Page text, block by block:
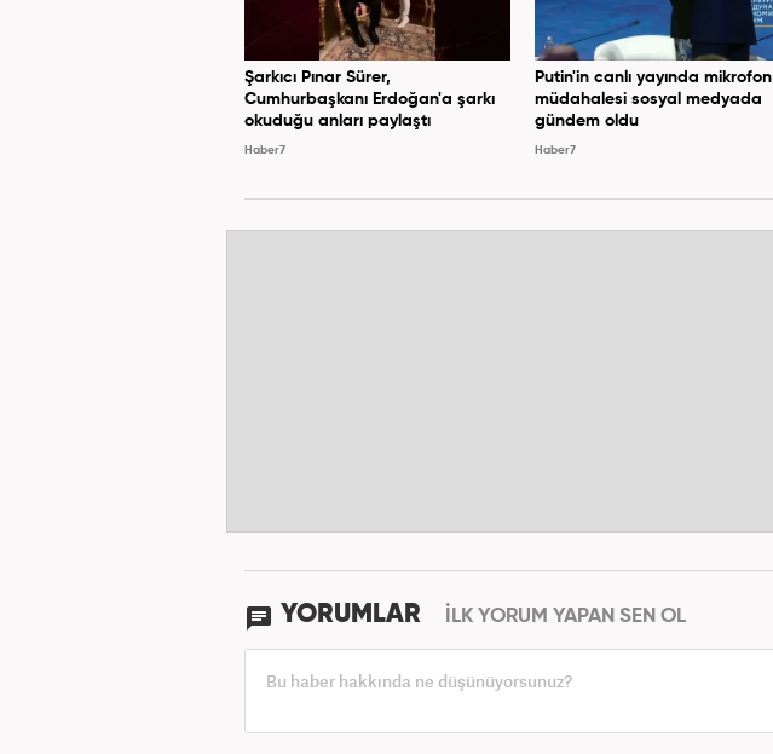
Şarkıcı Pınar Sürer,
Cumhurbaşkanı Erdoğan'a şarkı
okuduğu anları paylaştı
Haber7
Putin'in canlı yayında mikrofon
müdahalesi sosyal medyada
gündem oldu
Haber7
YORUMLAR İLK YORUM YAPAN SEN OL